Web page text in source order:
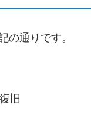
の通りです。
旧